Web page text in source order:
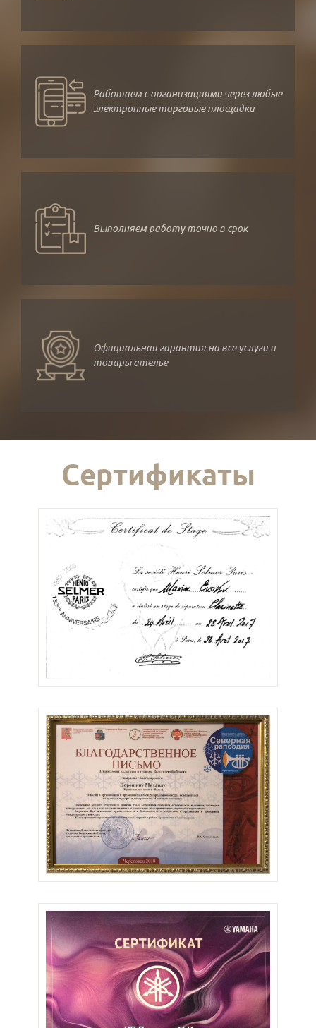
Работаем с организациями через любые
электронные торговые площадки
Выполняем работу точно в срок
Официальная гарантия на все услуги и
товары ателье
Сертификаты